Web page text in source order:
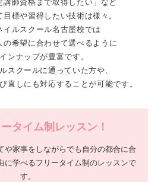
講師資格まで取得したい」など
標や習得したい技術は様々。
イルスクール名古屋校では
の希望に合わせて選べるように
ンナップが豊富です。
スクールに通っていた方や、
直しにも対応することが可能です。
タイム制レッスン！
や家事をしながらでも自分の都合に合
に学べるフリータイム制のレッスンで
す。